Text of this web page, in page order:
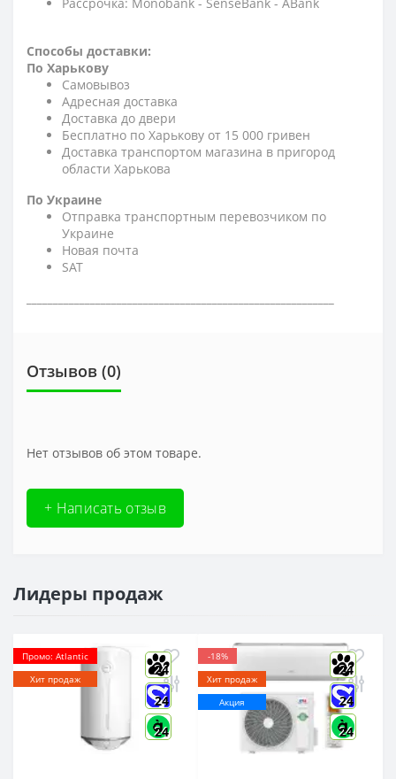
Рассрочка: Monobank - SenseBank - АBank
Способы доставки:
По Харькову
Самовывоз
Адресная доставка
Доставка до двери
Бесплатно по Харькову от 15 000 гривен
Доставка транспортом магазина в пригород
области Харькова
По Украине
Отправка транспортным перевозчиком по
Украине
Новая почта
SAT
Отзывов (0)
Нет отзывов об этом товаре.
+ Написать отзыв
Лидеры продаж
Промо: Atlantic
Хит продаж
24
24
24
-18%
Хит продаж
Акция
24
24
24